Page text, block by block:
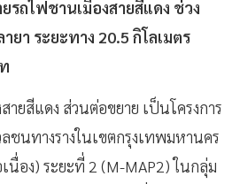
รถไฟชานเมืองสายสีแดง ช่วง
ยา ระยะทาง 20.5 กิโลเมตร
ายสีแดง ส่วนต่อขยาย เป็นโครงการ
นทางรางในเขตกรุงเทพมหานคร
อง) ระยะที่ 2 (M-MAP2) ในกลุ่ม